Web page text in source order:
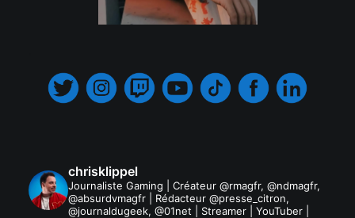
chrisklippel
Journaliste Gaming | Créateur @rmagfr, @ndmagfr,
@absurdvmagfr | Rédacteur @presse_citron,
@journaldugeek, @01net | Streamer | YouTuber |